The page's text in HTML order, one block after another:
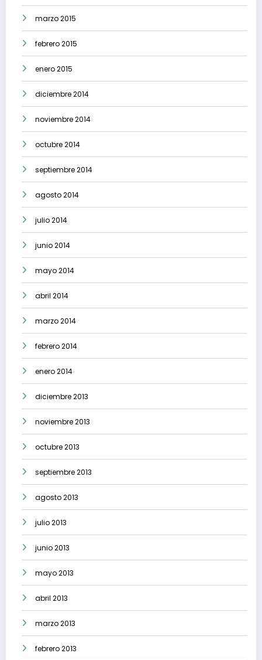
marzo 2015
febrero 2015
enero 2015
diciembre 2014
noviembre 2014
octubre 2014
septiembre 2014
agosto 2014
julio 2014
junio 2014
mayo 2014
abril 2014
marzo 2014
febrero 2014
enero 2014
diciembre 2013
noviembre 2013
octubre 2013
septiembre 2013
agosto 2013
julio 2013
junio 2013
mayo 2013
abril 2013
marzo 2013
febrero 2013